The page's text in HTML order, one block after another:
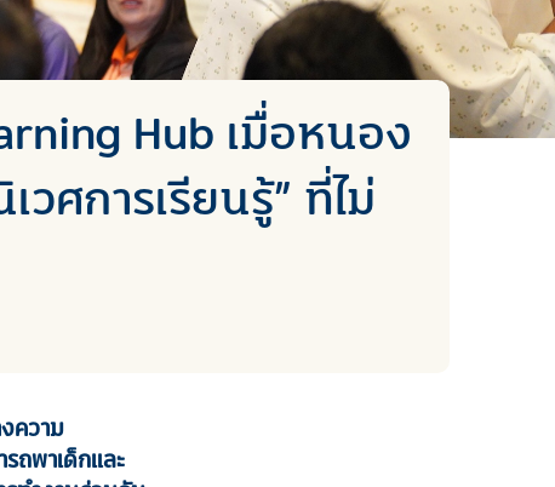
Hub เมื่อหนอง
ศการเรียนรู้” ที่ไม่
ความ
ถพาเด็กและ